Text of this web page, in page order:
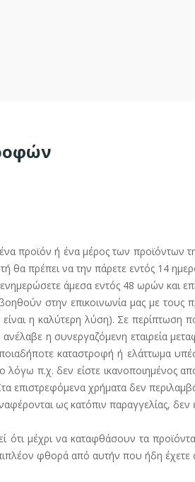
ένα προϊόν ή ένα μέρος των
πρέπει να την πάρετε εντός 14
άμεσα εντός 48 ωρών και
στην επικοινωνία μας με τους
η καλύτερη λύση). Σε περίπτωση
η συνεργαζόμενη εταιρεία
καταστροφή ή ελάττωμα
λόγω π.χ. δεν είστε ικανοποιημένος
επιστρεφόμενα χρήματα δεν
ως κατόπιν παραγγελίας, δεν
ότι μέχρι να καταφθάσουν τα
φθορά από αυτήν που ήδη έχετε